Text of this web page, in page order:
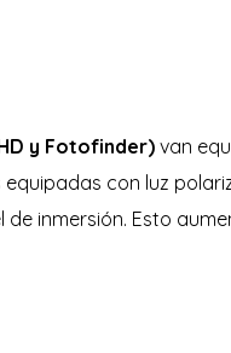
y Fotofinder) van
con luz
inmersión. Esto